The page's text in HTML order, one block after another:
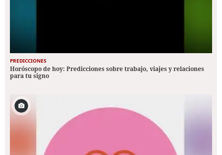
PREDICCIONES
Horóscopo de hoy: Predicciones sobre trabajo, viajes y relaciones
para tu signo